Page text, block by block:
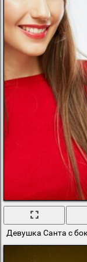
Девушка Санта с